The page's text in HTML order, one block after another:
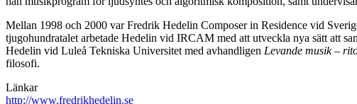
Mellan 1998 och 2000 var Fredrik Hedelin Composer in Residence vid
tjugohundratalet arbetade Hedelin vid IRCAM med att utveckla nya sätt att
Hedelin vid Luleå Tekniska Universitet med avhandligen Levande musik –
filosofi.
Länkar
http://www.fredrikhedelin.se